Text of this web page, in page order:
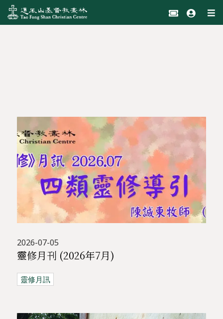
2026-07-05
靈修月刊 (2026年7月)
靈修月訊